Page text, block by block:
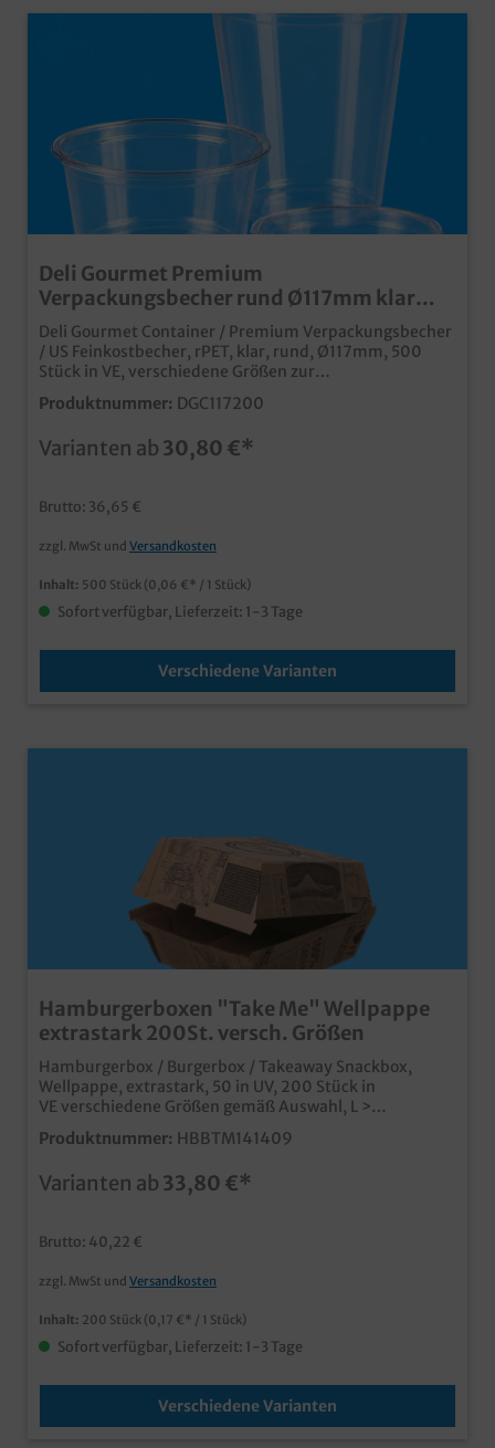
Deli Gourmet Premium
Verpackungsbecher rund Ø117mm klar
rPET 500St. versch. Größen
Deli Gourmet Container / Premium Verpackungsbecher
/ US Feinkostbecher, rPET, klar, rund, Ø117mm, 500
Stück in VE, verschiedene Größen zur
Auswahlhochwertiger und stabiler
Verpackungsbecherbekannt aus dem US Feinkost
Kunststoffpraktische Lösung für den
Produktnummer: DGC117200
Varianten ab 30,80 €*
Brutto: 36,65 €
zzgl. MwSt und Versandkosten
Inhalt: 500 Stück (0,06 €* / 1 Stück)
Sofort verfügbar, Lieferzeit: 1-3 Tage
Verschiedene Varianten
Hamburgerboxen "Take Me" Wellpappe
extrastark 200St. versch. Größen
Hamburgerbox / Burgerbox / Takeaway Snackbox,
Wellpappe, extrastark, 50 in UV, 200 Stück in
VE verschiedene Größen gemäß Auswahl, L >
11,5x11,5x9cm (Bodenmaß) 14,5x14,5cm (Öffnung)XL >
13x13x9cm (Bodenmaß) 15,2x15,2cm (Öffnung) 📦
für Burger und Snacks♨️ Gute Wärmeisolierung für
Perfekt für individuelle Bedruckungen und Branding
Produktnummer: HBBTM141409
Varianten ab 33,80 €*
Brutto: 40,22 €
zzgl. MwSt und Versandkosten
Inhalt: 200 Stück (0,17 €* / 1 Stück)
Sofort verfügbar, Lieferzeit: 1-3 Tage
Verschiedene Varianten